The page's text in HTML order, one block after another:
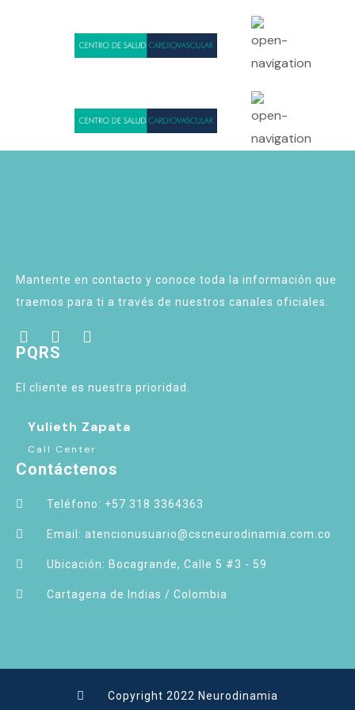
Mantente en contacto y conoce toda la información que
traemos para ti a través de nuestros canales oficiales.
PQRS
El cliente es nuestra prioridad.
Yulieth Zapata
Call Center
Contáctenos
Teléfono: +57 318 3364363
Email: atencionusuario@cscneurodinamia.com.co
Ubicación: Bocagrande, Calle 5 #3 - 59
Cartagena de Indias / Colombia
Copyright 2022 Neurodinamia